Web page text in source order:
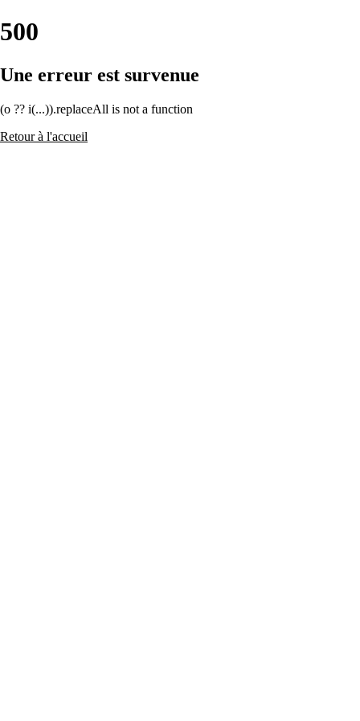
500
Une erreur est survenue
(o ?? i(...)).replaceAll is not a function
Retour à l'accueil